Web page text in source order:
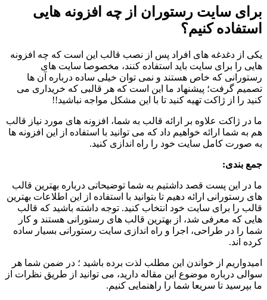
برای سایت رستوران از چه افزونه هایی
استفاده کنیم؟
یکی از دغدغه های افراد پس از نصب قالب این است که چه افزونه
هایی را برای سایت باید استفاده کنند، مخصوصا سایت های
رستورانی که خاص هستند و نمی توان خیلی ساده درباره آن ها
تصمیم گرفت؛ پیشنهاد ما این است که هر قالبی که خریداری می
کنید را از ژاکت تهیه کنید تا با این مشکل مواجه نباشید!!
ما در ژاکت علاوه بر ارائه قالب به شما، افزونه های مورد نیاز قالب
هم به شما ارائه خواهیم داد که می توانید با استفاده از این افزونه ها
به صورت کامل سایت خود را راه اندازی کنید.
جمع بندی:
ما در این پست قصد داشتیم به شما توضیحاتی درباره بهترین قالب
های رستورانی ارائه دهیم تا بتوانید با استفاده از این اطلاعات بهترین
قالب را برای سایت خود انتخاب کنید. توجه داشته باشید که قالب
هایی که معرفی شد، از بهترین قالب های رستورانی هستند و کار
شما را در طراحی، اجرا و راه اندازی سایت رستورانی بسیار ساده
کرده اند.
امیدواریم از خواندن این مطلب لذت برده باشید ؛ در ضمن شما هر
سوالی درباره موضوع این مقاله دارید، می توانید از طریق نظرات از
ما بپرسید تا سریعا شما را راهنمایی کنیم.